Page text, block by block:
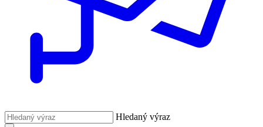
Hledaný výraz